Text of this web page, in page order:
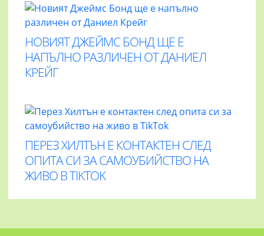
НОВИЯТ ДЖЕЙМС БОНД ЩЕ Е
НАПЪЛНО РАЗЛИЧЕН ОТ ДАНИЕЛ
КРЕЙГ
ПЕРЕЗ ХИЛТЪН Е КОНТАКТЕН СЛЕД
ОПИТА СИ ЗА САМОУБИЙСТВО НА
ЖИВО В TIKTOK